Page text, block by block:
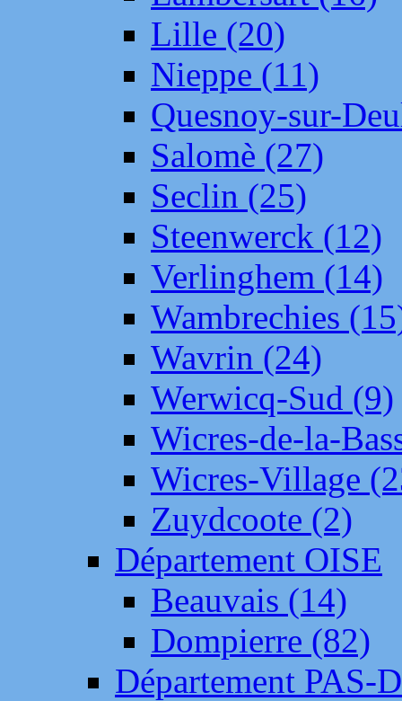
Lille (20)
Nieppe (11)
Quesnoy-sur-
Salomè (27)
Seclin (25)
Steenwerck (12)
Verlinghem (14)
Wambrechies
Wavrin (24)
Werwicq-Sud (9)
Wicres-de-la-
Wicres-Village
Zuydcoote (2)
Département OISE
Beauvais (14)
Dompierre (82)
Département PAS-